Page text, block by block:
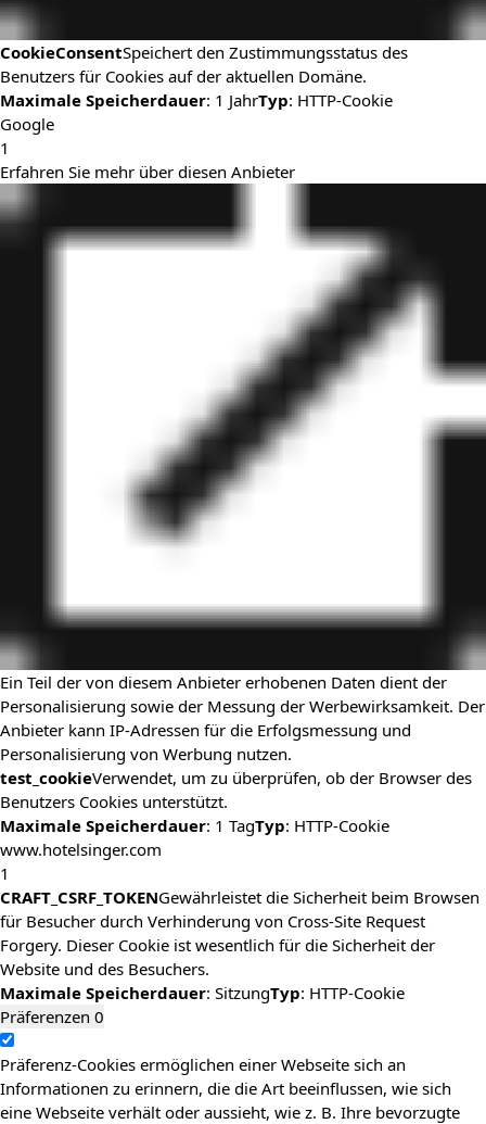
CookieConsentSpeichert den Zustimmungsstatus des
Benutzers für Cookies auf der aktuellen Domäne.
Maximale Speicherdauer: 1 JahrTyp: HTTP-Cookie
Google
1
Erfahren Sie mehr über diesen Anbieter
Ein Teil der von diesem Anbieter erhobenen Daten dient der
Personalisierung sowie der Messung der Werbewirksamkeit. Der
Anbieter kann IP-Adressen für die Erfolgsmessung und
Personalisierung von Werbung nutzen.
test_cookieVerwendet, um zu überprüfen, ob der Browser des
Benutzers Cookies unterstützt.
Maximale Speicherdauer: 1 TagTyp: HTTP-Cookie
www.hotelsinger.com
1
CRAFT_CSRF_TOKENGewährleistet die Sicherheit beim Browsen
für Besucher durch Verhinderung von Cross-Site Request
Forgery. Dieser Cookie ist wesentlich für die Sicherheit der
Website und des Besuchers.
Maximale Speicherdauer: SitzungTyp: HTTP-Cookie
Präferenzen 0
Präferenz-Cookies ermöglichen einer Webseite sich an
Informationen zu erinnern, die die Art beeinflussen, wie sich
eine Webseite verhält oder aussieht, wie z. B. Ihre bevorzugte